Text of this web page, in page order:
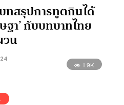
ทสรุปการทูตกินได้
ฐา’ กับบทบาทไทย
น
1.9K